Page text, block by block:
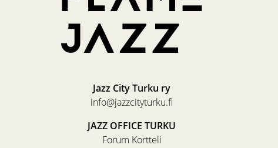
Jazz City Turku ry
info@jazzcityturku.fi
JAZZ OFFICE TURKU
Forum Kortteli